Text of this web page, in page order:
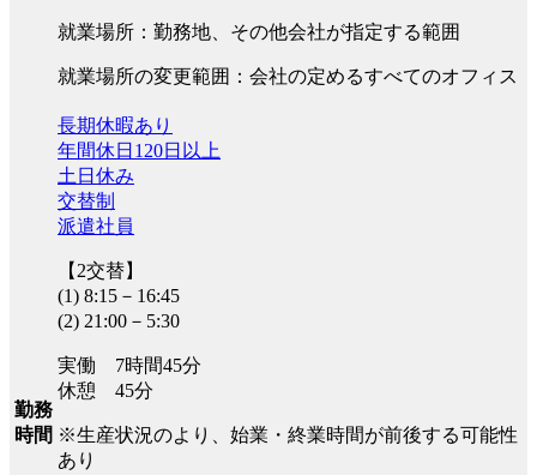
就業場所：勤務地、その他会社が指定する範囲
就業場所の変更範囲：会社の定めるすべてのオフィス
勤務
時間
長期休暇あり
年間休日120日以上
土日休み
交替制
派遣社員
【2交替】
(1) 8:15－16:45
(2) 21:00－5:30
実働 7時間45分
休憩 45分
※生産状況のより、始業・終業時間が前後する可能性
あり